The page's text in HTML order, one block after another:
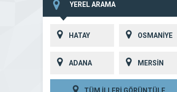
YEREL ARAMA
HATAY OSMANİYE
ADANA MERSİN